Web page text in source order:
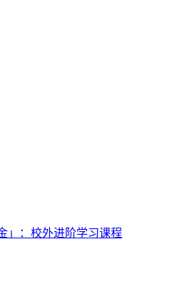
」：校外进阶学习课程